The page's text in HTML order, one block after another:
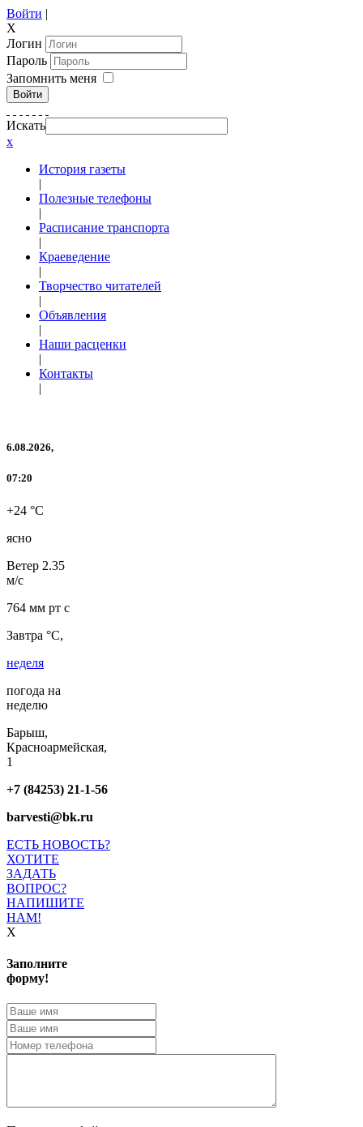
Войти |
X
Логин
Пароль
Запомнить меня
Войти
Искать
x
История газеты
|
Полезные телефоны
|
Расписание транспорта
|
Краеведение
|
Творчество читателей
|
Объявления
|
Наши расценки
|
Контакты
|
6.08.2026,
07:20
+24 °C
ясно
Ветер 2.35
м/с
764 мм рт с
Завтра °C,
неделя
погода на
неделю
Барыш,
Красноармейская,
1
+7 (84253) 21-1-56
barvesti@bk.ru
ЕСТЬ НОВОСТЬ?
ХОТИТЕ
ЗАДАТЬ
ВОПРОС?
НАПИШИТЕ
НАМ!
X
Заполните
форму!